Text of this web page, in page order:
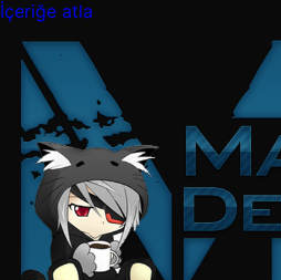
İçeriğe atla